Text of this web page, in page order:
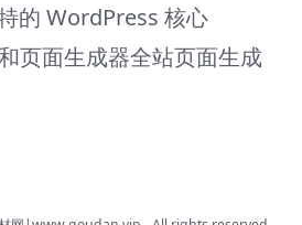
的 WordPress 核心
页面生成器全站页面生成